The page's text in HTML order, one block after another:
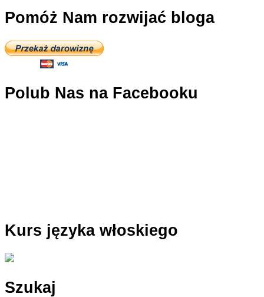
Pomóż Nam rozwijać bloga
Polub Nas na Facebooku
Kurs języka włoskiego
Szukaj